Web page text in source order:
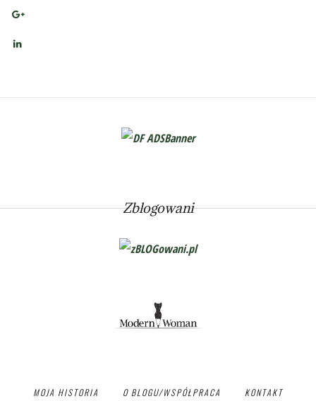
Zblogowani
MOJA HISTORIA O BLOGU/WSPÓŁPRACA KONTAKT